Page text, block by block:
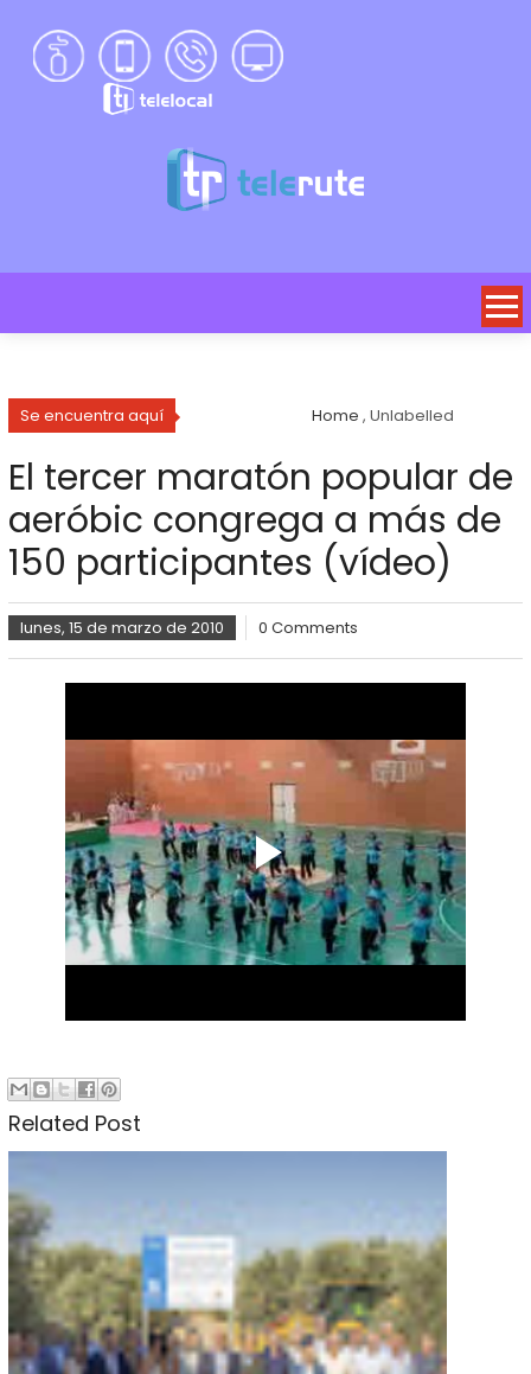
Se encuentra aquí Home , Unlabelled
El tercer maratón popular de
aeróbic congrega a más de
150 participantes (vídeo)
lunes, 15 de marzo de 2010 0 Comments
Related Post